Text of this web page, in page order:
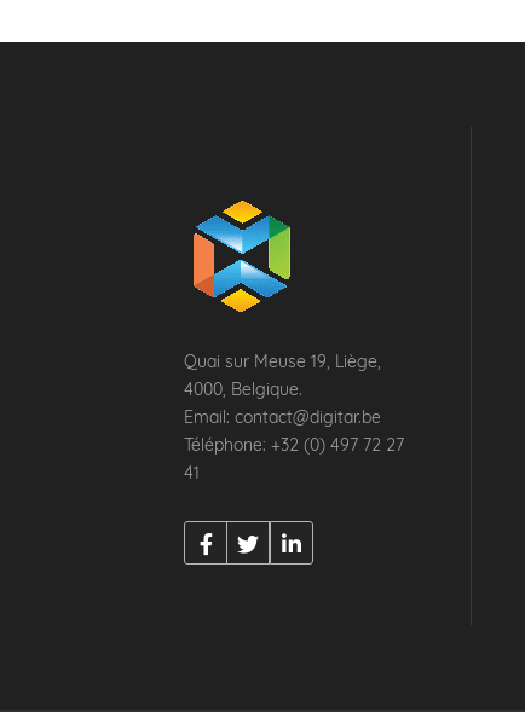
Quai sur Meuse 19, Liège,
4000, Belgique.
Email: contact@digitar.be
Téléphone: +32 (0) 497 72 27
41